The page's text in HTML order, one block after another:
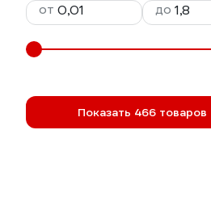
от
до
Показать 466 товаров